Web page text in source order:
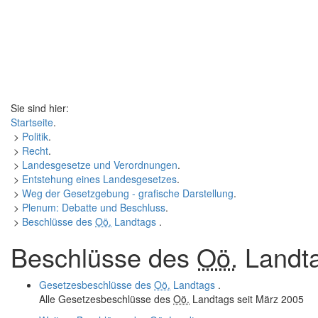
Sie sind hier:
Startseite.
> Politik.
> Recht.
> Landesgesetze und Verordnungen.
> Entstehung eines Landesgesetzes.
> Weg der Gesetzgebung - grafische Darstellung.
> Plenum: Debatte und Beschluss.
> Beschlüsse des Oö. Landtags .
Beschlüsse des Oö.
Gesetzesbeschlüsse des Oö. Landtags .
Alle Gesetzesbeschlüsse des Oö. Landtags seit März 2005